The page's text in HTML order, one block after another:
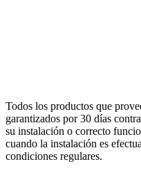
Todos los productos que
garantizados por 30 días
su instalación o correcto
cuando la instalación es
condiciones regulares.